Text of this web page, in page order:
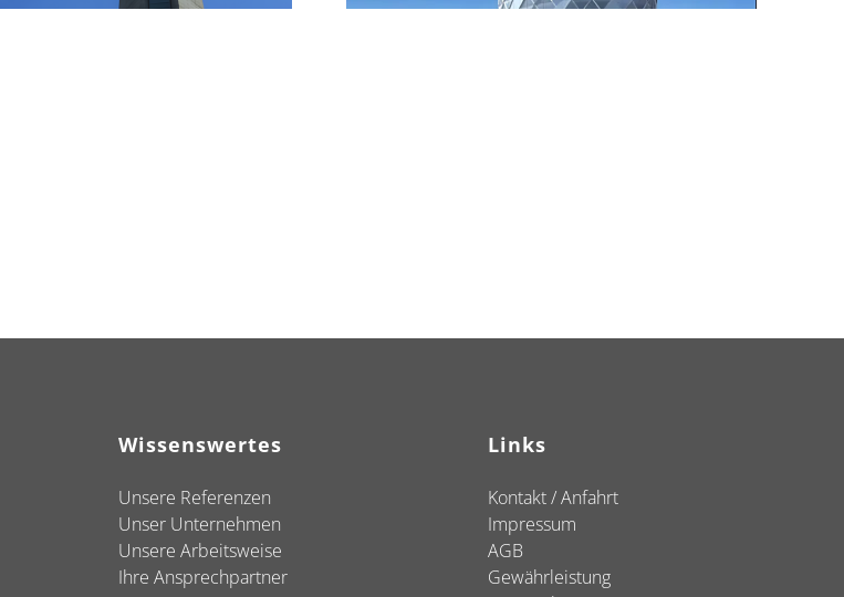
Wissenswertes
Unsere Referenzen
Unser Unternehmen
Unsere Arbeitsweise
Ihre Ansprechpartner
Links
Kontakt / Anfahrt
Impressum
AGB
Gewährleistung